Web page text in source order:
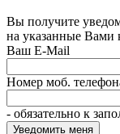
Вы получите
на указанные Вами
Ваш E-Mail
Номер моб.
- обязательно к